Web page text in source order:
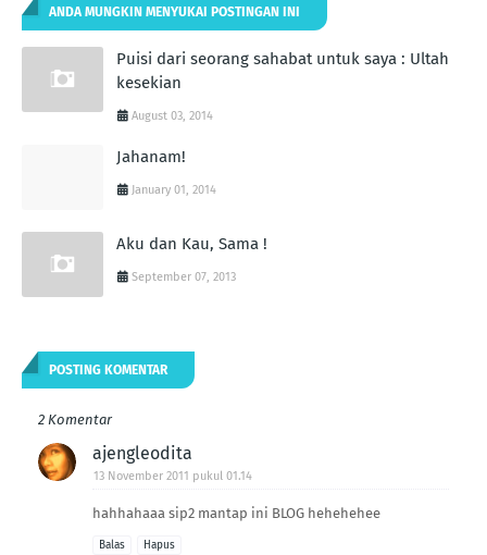
ANDA MUNGKIN MENYUKAI POSTINGAN INI
Puisi dari seorang sahabat untuk saya : Ultah
kesekian
August 03, 2014
Jahanam!
January 01, 2014
Aku dan Kau, Sama !
September 07, 2013
POSTING KOMENTAR
2 Komentar
ajengleodita
13 November 2011 pukul 01.14
hahhahaaa sip2 mantap ini BLOG hehehehee
Balas Hapus